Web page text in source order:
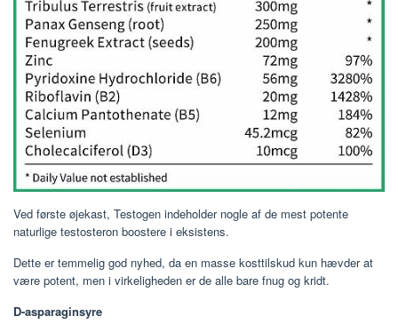
Ved første øjekast, Testogen indeholder nogle af de mest potente
naturlige testosteron boostere i eksistens.
Dette er temmelig god nyhed, da en masse kosttilskud kun hævder at
være potent, men i virkeligheden er de alle bare fnug og kridt.
D-asparaginsyre